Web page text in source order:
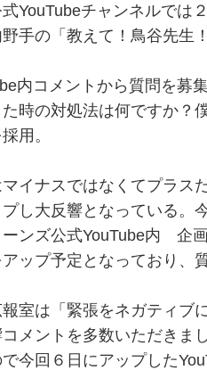
YouTubeチャンネルでは
手の「教えて！鳥谷先生
内コメントから質問を募
時の対処法は何ですか？
用。
イナスではなくてプラス
し大反響となっている。
ンズ公式YouTube内 企
ップ予定となっており、
室は「緊張をネガティブ
メントを多数いただきま
今回６日にアップした